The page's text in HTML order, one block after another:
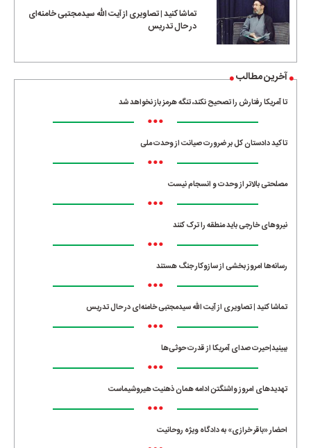
تماشا کنید | تصاویری از آیت الله سیدمجتبی خامنه‌ای
در حال تدریس
آخرین مطالب
تا آمریکا رفتارش را تصحیح نکند، تنگه هرمز باز نخواهد شد
•••
تاکید دادستان کل بر ضرورت صیانت از وحدت ملی
•••
مصلحتی بالاتر از وحدت و انسجام نیست
•••
نیروهای خارجی باید منطقه را ترک کنند
•••
رسانه‌ها امروز بخشی از سازوکار جنگ هستند
•••
تماشا کنید | تصاویری از آیت الله سیدمجتبی خامنه‌ای در حال تدریس
•••
ببینید|حیرت صدای آمریکا از قدرت حوثی‌ها
•••
تهدیدهای امروز واشنگتن ادامه همان ذهنیت هیروشیماست
•••
احضار «باقر خرازی» به دادگاه ویژه روحانیت